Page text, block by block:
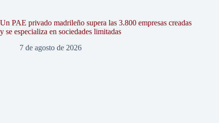
Un PAE privado madrileño supera las 3.800 empresas creadas
y se especializa en sociedades limitadas
7 de agosto de 2026